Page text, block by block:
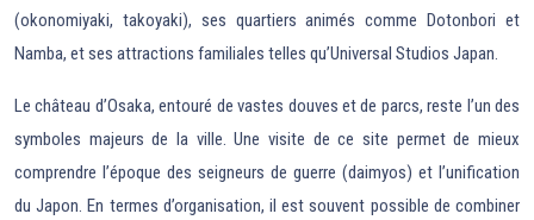
(okonomiyaki, takoyaki), ses quartiers animés comme Dotonbori et
Namba, et ses attractions familiales telles qu’Universal Studios Japan.
Le château d’Osaka, entouré de vastes douves et de parcs, reste l’un des
symboles majeurs de la ville. Une visite de ce site permet de mieux
comprendre l’époque des seigneurs de guerre (daimyos) et l’unification
du Japon. En termes d’organisation, il est souvent possible de combiner